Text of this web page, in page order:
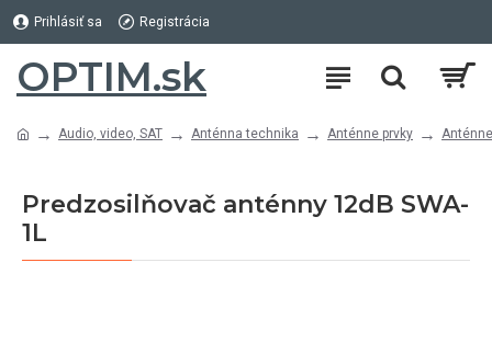
Prihlásiť sa Registrácia
OPTIM.sk
Audio, video, SAT Anténna technika Anténne prvky
Predzosilňovač anténny 12dB SWA-
1L